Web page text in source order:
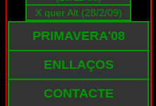
X quer Alt (28/2/09)
PRIMAVERA'08
ENLLAÇOS
CONTACTE